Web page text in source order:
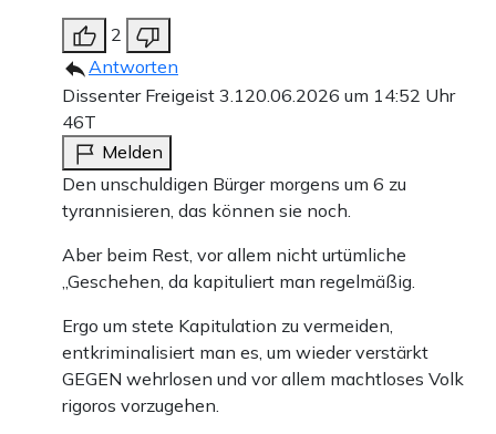
2
Antworten
Dissenter Freigeist 3.120.06.2026 um 14:52 Uhr
46T
Melden
Den unschuldigen Bürger morgens um 6 zu
tyrannisieren, das können sie noch.
Aber beim Rest, vor allem nicht urtümliche
„Geschehen, da kapituliert man regelmäßig.
Ergo um stete Kapitulation zu vermeiden,
entkriminalisiert man es, um wieder verstärkt
GEGEN wehrlosen und vor allem machtloses Volk
rigoros vorzugehen.